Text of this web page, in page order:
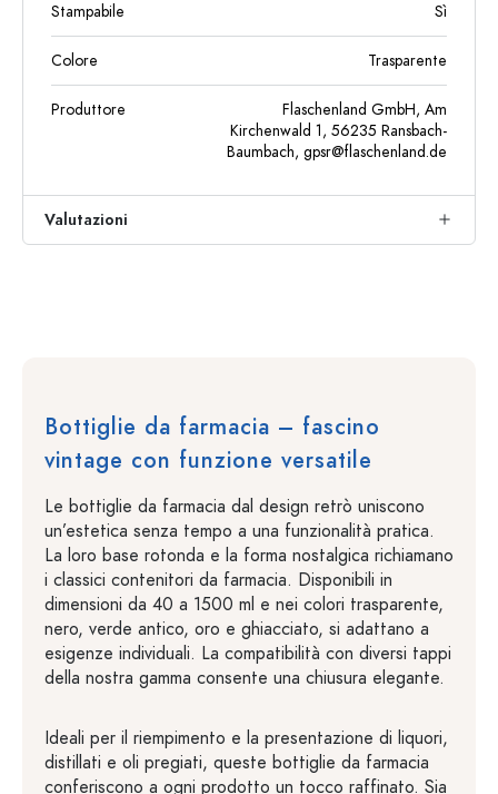
Stampabile Sì
Colore Trasparente
Produttore
Flaschenland GmbH, Am
Kirchenwald 1, 56235 Ransbach-
Baumbach, gpsr@flaschenland.de
Valutazioni
Bottiglie da farmacia – fascino
vintage con funzione versatile
Le bottiglie da farmacia dal design retrò uniscono
un’estetica senza tempo a una funzionalità pratica.
La loro base rotonda e la forma nostalgica richiamano
i classici contenitori da farmacia. Disponibili in
dimensioni da 40 a 1500 ml e nei colori trasparente,
nero, verde antico, oro e ghiacciato, si adattano a
esigenze individuali. La compatibilità con diversi tappi
della nostra gamma consente una chiusura elegante.
Ideali per il riempimento e la presentazione di liquori,
distillati e oli pregiati, queste bottiglie da farmacia
conferiscono a ogni prodotto un tocco raffinato. Sia